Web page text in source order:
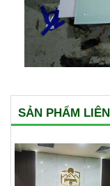
SẢN PHẨM